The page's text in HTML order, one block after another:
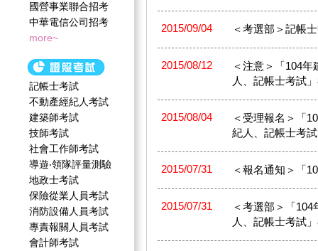
國營事業聯合招考
中華電信公司招考
more~
記帳士考試
不動產經紀人考試
建築師考試
技師考試
社會工作師‍考試
導遊‧領隊評量測驗
地政士考試
保險從業人員考試
消防設備人員考試
專責報關人員考試
會計師考試
2015/09/04 ＜考選部＞記帳
2015/08/12
＜注意＞「104
人、記帳士考試
2015/08/04
＜受理報名＞「
紀人、記帳士考
2015/07/31 ＜報名通知＞「
2015/07/31
＜考選部＞「
人、記帳士考試